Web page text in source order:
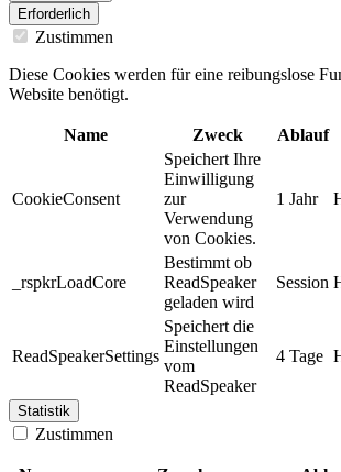
Erforderlich
Zustimmen
Diese Cookies werden für eine reibungslose
Website benötigt.
Name Zweck Ablauf
CookieConsent
Speichert Ihre
Einwilligung
zur
Verwendung
von Cookies.
1 Jahr
_rspkrLoadCore
Bestimmt ob
ReadSpeaker
geladen wird
Session
ReadSpeakerSettings
Speichert die
Einstellungen
vom
ReadSpeaker
4 Tage
Statistik
Zustimmen